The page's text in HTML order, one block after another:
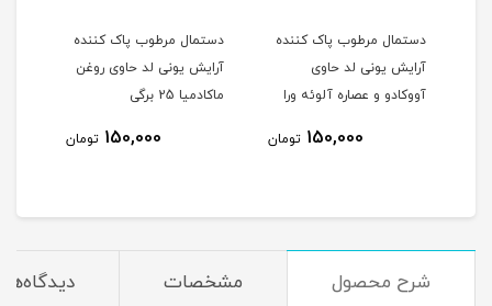
دستمال مرطوب پاک کننده
آرایش یونی لد حاوی
آووکادو و عصاره آلوئه ورا
150,000 تومان
دستمال مرطوب پاک کننده
آرایش یونی لد حاوی روغن
ماکادمیا 25 برگی
150,000 تومان
شرح محصول مشخصات دیدگاه‌ها